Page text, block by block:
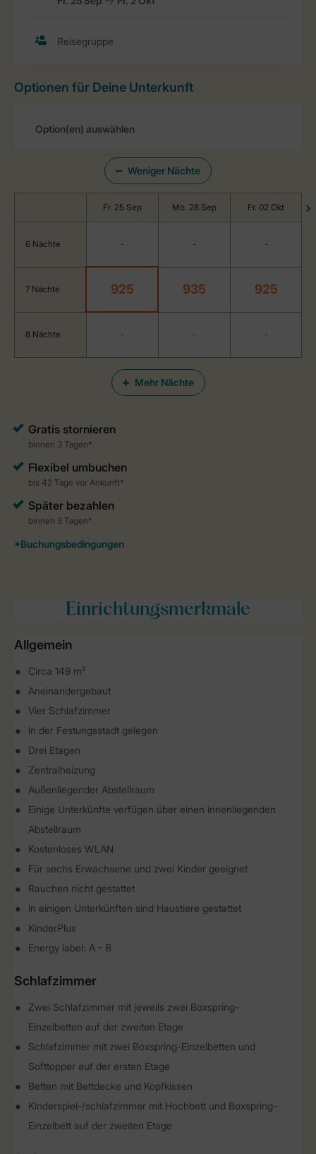
Optionen für Deine Unterkunft
Weniger Nächte
Mehr Nächte
Fr. 25 Sep Mo. 28 Sep Fr. 02 Okt
6 Nächte - - -
7 Nächte 925 935 925
8 Nächte - - -
Einrichtungsmerkmale
Allgemein
Circa 149 m²
Aneinandergebaut
Vier Schlafzimmer
In der Festungsstadt gelegen
Drei Etagen
Zentralheizung
Außenliegender Abstellraum
Einige Unterkünfte verfügen über einen innenliegenden
Abstellraum
Kostenloses WLAN
Für sechs Erwachsene und zwei Kinder geeignet
Rauchen nicht gestattet
In einigen Unterkünften sind Haustiere gestattet
KinderPlus
Energy label: A - B
Schlafzimmer
Zwei Schlafzimmer mit jeweils zwei Boxspring-
Einzelbetten auf der zweiten Etage
Schlafzimmer mit zwei Boxspring-Einzelbetten und
Softtopper auf der ersten Etage
Betten mit Bettdecke und Kopfkissen
Kinderspiel-/schlafzimmer mit Hochbett und Boxspring-
Einzelbett auf der zweiten Etage